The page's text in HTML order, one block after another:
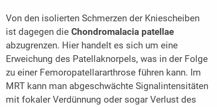
Von den isolierten Schmerzen der Kniescheiben
ist dagegen die Chondromalacia patellae
abzugrenzen. Hier handelt es sich um eine
Erweichung des Patellaknorpels, was in der Folge
zu einer Femoropatellararthrose führen kann. Im
MRT kann man abgeschwächte Signalintensitäten
mit fokaler Verdünnung oder sogar Verlust des